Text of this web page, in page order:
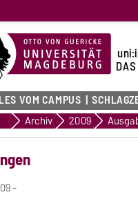
VOM CAMPUS
uni:report
Archiv 2009
-